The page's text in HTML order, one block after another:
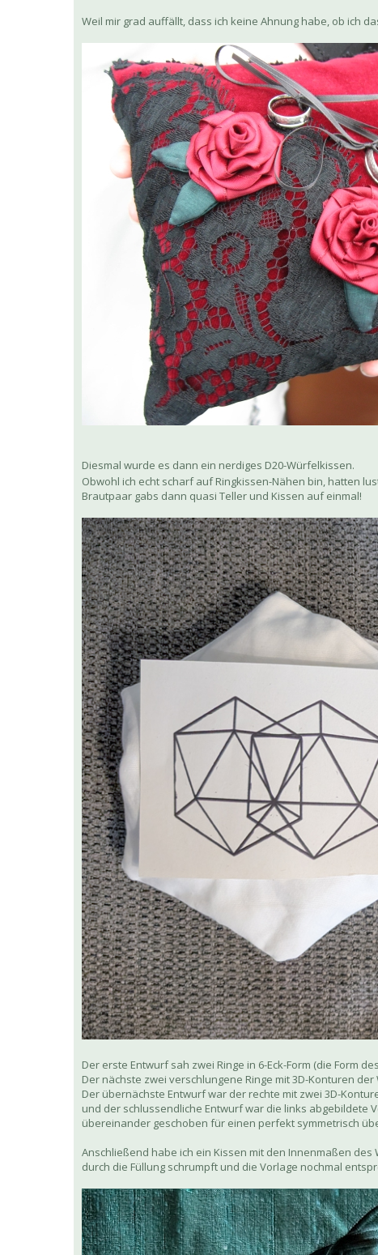
Weil mir grad auffällt, dass ich keine Ahnung habe, ob ich
Diesmal wurde es dann ein nerdiges D20-Würfelkissen.
Obwohl ich echt scharf auf Ringkissen-Nähen bin, hatten
Brautpaar gabs dann quasi Teller und Kissen auf einmal!
Der erste Entwurf sah zwei Ringe in 6-Eck-Form (die Form
Der nächste zwei verschlungene Ringe mit 3D-Konturen
Der übernächste Entwurf war der rechte mit zwei 3D-
und der schlussendliche Entwurf war die links abgebildete
übereinander geschoben für einen perfekt symmetrisch
Anschließend habe ich ein Kissen mit den Innenmaßen
durch die Füllung schrumpft und die Vorlage nochmal